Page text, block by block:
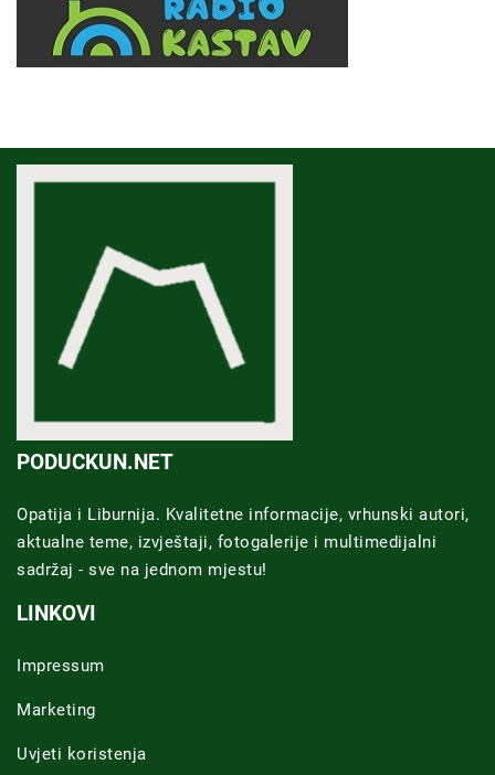
PODUCKUN.NET
Opatija i Liburnija. Kvalitetne informacije, vrhunski autori,
aktualne teme, izvještaji, fotogalerije i multimedijalni
sadržaj - sve na jednom mjestu!
LINKOVI
Impressum
Marketing
Uvjeti koristenja